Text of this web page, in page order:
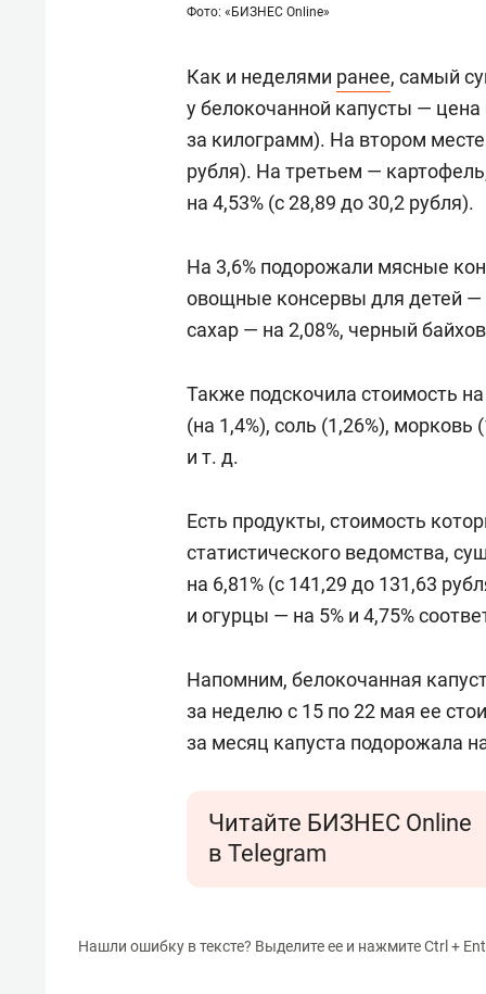
Фото: «БИЗНЕС Online»
Как и неделями ранее, самый
у белокочанной капусты — цена
за килограмм). На втором
рубля). На третьем —
на 4,53% (с 28,89 до 30,2 рубля).
На 3,6% подорожали мясные
овощные консервы для детей —
сахар — на 2,08%, черный
Также подскочила стоимость
(на 1,4%), соль (1,26%), морковь
и т. д.
Есть продукты, стоимость
статистического ведомства,
на 6,81% (с 141,29 до 131,63
и огурцы — на 5% и 4,75%
Напомним, белокочанная
за неделю с 15 по 22 мая ее
за месяц капуста подорожала
Читайте БИЗНЕС Online
в Telegram
Нашли ошибку в тексте? Выделите ее и нажмите Ctrl +